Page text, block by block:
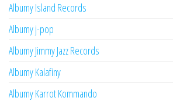
Albumy Island Records
Albumy j-pop
Albumy Jimmy Jazz Records
Albumy Kalafiny
Albumy Karrot Kommando